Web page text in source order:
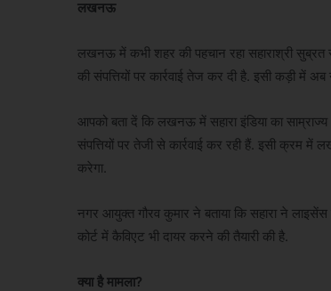
लखनऊ
लखनऊ में कभी शहर की पहचान रहा सहाराश्री सुब्रत
की संपत्तियों पर कार्रवाई तेज कर दी है. इसी कड़ी में
आपको बता दें कि लखनऊ में सहारा इंडिया का
संपत्तियों पर तेजी से कार्रवाई कर रही हैं. इसी क्रम
करेगा.
नगर आयुक्त गौरव कुमार ने बताया कि सहारा ने लाइसेंस
कोर्ट में कैविएट भी दायर करने की तैयारी की है.
क्या है मामला?